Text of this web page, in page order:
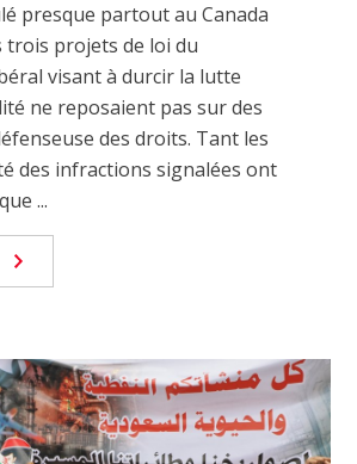
presque partout au Canada
projets de loi du
visant à durcir la lutte
ne reposaient pas sur des
des droits. Tant les
des infractions signalées ont
...